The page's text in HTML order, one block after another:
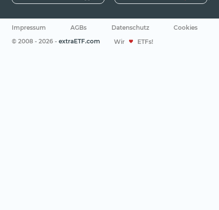
Impressum AGBs Datenschutz
Cookies
© 2008 - 2026 - extraETF.com Wir ETFs!